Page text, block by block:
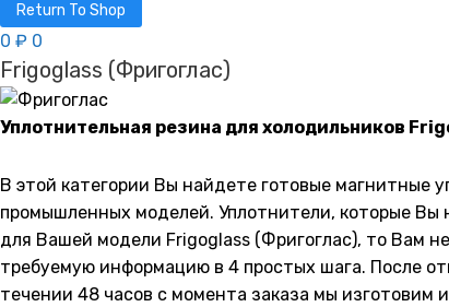
UPO (Юпо)
Whirlpool (Вирпул)
Zanussi (Занусси)
Атлант (Минск)
Return To Shop
0 ₽ 0
Frigoglass (Фригоглас)
Уплотнительная резина для холодильников
В этой категории Вы найдете готовые магнитные
промышленных моделей. Уплотнители, которые Вы
для Вашей модели Frigoglass (Фригоглас), то Вам
требуемую информацию в 4 простых шага. После
течении 48 часов с момента заказа мы